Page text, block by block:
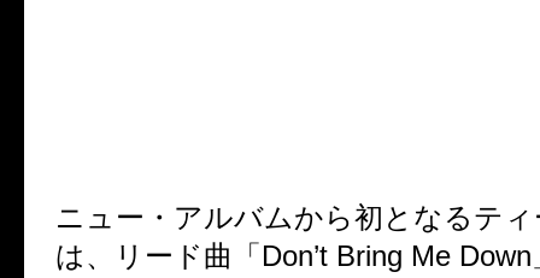
ニュー・アルバムから初となるテ
は、リード曲「Don’t Bring Me